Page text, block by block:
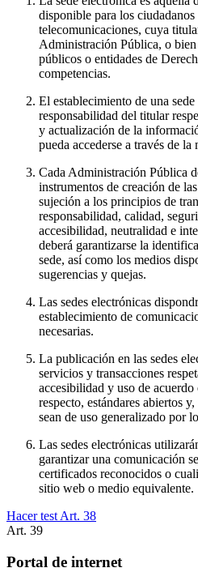
disponible para los ciudadanos
telecomunicaciones, cuya
Administración Pública, o
públicos o entidades de
competencias.
El establecimiento de una
responsabilidad del titular
y actualización de la
pueda accederse a través de la
Cada Administración Pública
instrumentos de creación de
sujeción a los principios de
responsabilidad, calidad,
accesibilidad, neutralidad e
deberá garantizarse la
sede, así como los medios
sugerencias y quejas.
Las sedes electrónicas
establecimiento de
necesarias.
La publicación en las sedes
servicios y transacciones
accesibilidad y uso de acuerdo
respecto, estándares abiertos
sean de uso generalizado por
Las sedes electrónicas
garantizar una comunicación
certificados reconocidos o
sitio web o medio equivalente.
Hacer test Art. 38
Art. 39
Portal de internet